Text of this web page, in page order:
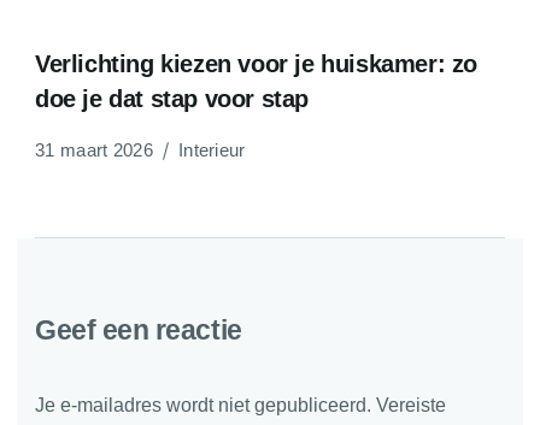
Verlichting kiezen voor je huiskamer: zo
doe je dat stap voor stap
31 maart 2026 Interieur
Geef een reactie
Je e-mailadres wordt niet gepubliceerd. Vereiste